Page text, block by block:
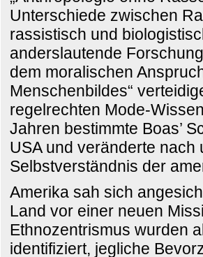
Unterschiede zwischen
rassistisch und
anderslautende
dem moralischen
Menschenbildes“
regelrechten Mode-
Jahren bestimmte Boas’
USA und veränderte
Selbstverständnis der
Amerika sah sich
Land vor einer neuen
Ethnozentrismus wurden
identifiziert, jegliche